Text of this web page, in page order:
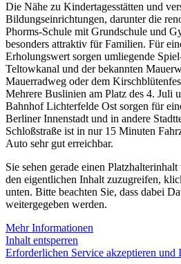
Die Nähe zu Kindertagesstätten und
Bildungseinrichtungen, darunter die
Phorms-Schule mit Grundschule und
besonders attraktiv für Familien. Für
Erholungswert sorgen umliegende
Teltowkanal und der bekannten
Mauerradweg oder dem
Mehrere Buslinien am Platz des 4. Juli
Bahnhof Lichterfelde Ost sorgen für
Berliner Innenstadt und in andere
Schloßstraße ist in nur 15 Minuten
Auto sehr gut erreichbar.
Sie sehen gerade einen Platzhalterinhalt
den eigentlichen Inhalt zuzugreifen,
unten. Bitte beachten Sie, dass dabei
weitergegeben werden.
Mehr Informationen
Inhalt entsperren
Erforderlichen Service akzeptieren und